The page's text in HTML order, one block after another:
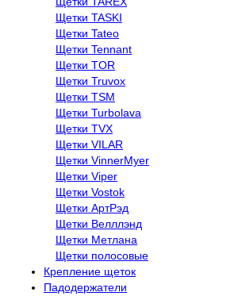
Щетки TASKI
Щетки Tateo
Щетки Tennant
Щетки TOR
Щетки Truvox
Щетки TSM
Щетки Turbolava
Щетки TVX
Щетки VILAR
Щетки VinnerMyer
Щетки Viper
Щетки Vostok
Щетки АртРэд
Щетки Велллэнд
Щетки Метлана
Щетки полосовые
Крепление щеток
Падодержатели